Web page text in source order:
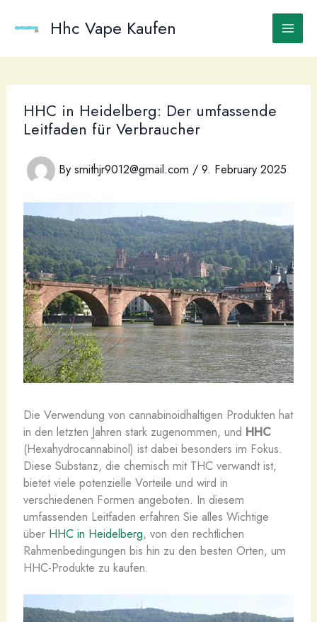
Hhc Vape Kaufen
HHC in Heidelberg: Der umfassende
Leitfaden für Verbraucher
By smithjr9012@gmail.com / 9. February 2025
Die Verwendung von cannabinoidhaltigen Produkten hat
in den letzten Jahren stark zugenommen, und HHC
(Hexahydrocannabinol) ist dabei besonders im Fokus.
Diese Substanz, die chemisch mit THC verwandt ist,
bietet viele potenzielle Vorteile und wird in
verschiedenen Formen angeboten. In diesem
umfassenden Leitfaden erfahren Sie alles Wichtige
über HHC in Heidelberg, von den rechtlichen
Rahmenbedingungen bis hin zu den besten Orten, um
HHC-Produkte zu kaufen.